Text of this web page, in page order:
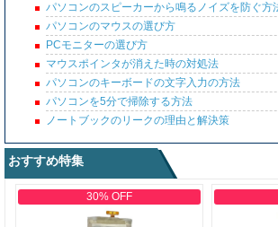
パソコンのスピーカーから鳴るノイズを防ぐ方
パソコンのマウスの選び方
PCモニターの選び方
マウスポインタが消えた時の対処法
パソコンのキーボードの文字入力の方法
パソコンを5分で掃除する方法
ノートブックのリークの理由と解決策
おすすめ特集
30% OFF